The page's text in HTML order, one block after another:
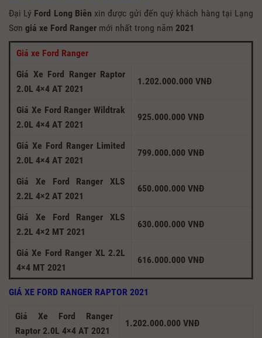
Đại Lý Ford Long Biên xin được gửi đến quý khách hàng tại Lạng
Sơn giá xe Ford Ranger mới nhất trong năm 2021
Giá xe Ford Ranger
Giá Xe Ford Ranger Raptor
2.0L 4×4 AT 2021
1.202.000.000 VNĐ
Giá Xe Ford Ranger Wildtrak
2.0L 4×4 AT 2021
925.000.000 VNĐ
Giá Xe Ford Ranger Limited
2.0L 4×4 AT 2021
799.000.000 VNĐ
Giá Xe Ford Ranger XLS
2.2L 4×2 AT 2021
650.000.000 VNĐ
Giá Xe Ford Ranger XLS
2.2L 4×2 MT 2021
630.000.000 VNĐ
Giá Xe Ford Ranger XL 2.2L
4×4 MT 2021
616.000.000 VNĐ
GIÁ XE FORD RANGER RAPTOR 2021
Giá Xe Ford Ranger
Raptor 2.0L 4×4 AT 2021
1.202.000.000 VNĐ